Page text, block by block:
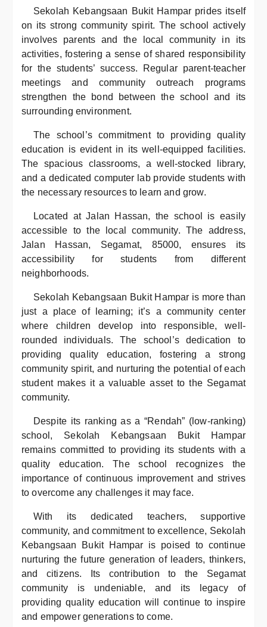
Sekolah Kebangsaan Bukit Hampar prides itself
on its strong community spirit. The school actively
involves parents and the local community in its
activities, fostering a sense of shared responsibility
for the students’ success. Regular parent-teacher
meetings and community outreach programs
strengthen the bond between the school and its
surrounding environment.
The school’s commitment to providing quality
education is evident in its well-equipped facilities.
The spacious classrooms, a well-stocked library,
and a dedicated computer lab provide students with
the necessary resources to learn and grow.
Located at Jalan Hassan, the school is easily
accessible to the local community. The address,
Jalan Hassan, Segamat, 85000, ensures its
accessibility for students from different
neighborhoods.
Sekolah Kebangsaan Bukit Hampar is more than
just a place of learning; it’s a community center
where children develop into responsible, well-
rounded individuals. The school’s dedication to
providing quality education, fostering a strong
community spirit, and nurturing the potential of each
student makes it a valuable asset to the Segamat
community.
Despite its ranking as a “Rendah” (low-ranking)
school, Sekolah Kebangsaan Bukit Hampar
remains committed to providing its students with a
quality education. The school recognizes the
importance of continuous improvement and strives
to overcome any challenges it may face.
With its dedicated teachers, supportive
community, and commitment to excellence, Sekolah
Kebangsaan Bukit Hampar is poised to continue
nurturing the future generation of leaders, thinkers,
and citizens. Its contribution to the Segamat
community is undeniable, and its legacy of
providing quality education will continue to inspire
and empower generations to come.